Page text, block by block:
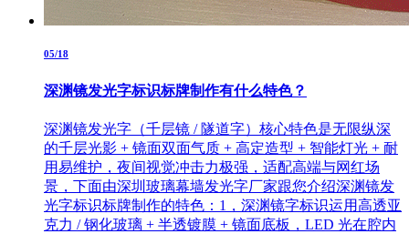
05/18
深渊镜发光字标识标牌制作有什么特色？
深渊镜发光字（千层镜 / 隧道字）核心特色是无限纵深
的千层光影 + 镜面双面气质 + 高定造型 + 智能灯光 + 耐
用易维护，夜间视觉冲击力极强，适配高端与网红场
景，下面由深圳玻璃幕墙发光字厂家跟您介绍深渊镜发
光字标识标牌制作的特色：1，深渊镜字标识运用高透亚
克力 / 钢化玻璃 + 半透镀膜 + 镜面底板，LED 光在腔内